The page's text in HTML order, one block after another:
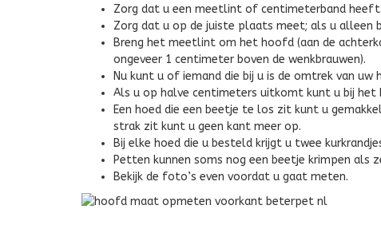
Zorg dat u een meetlint of centimeterband heeft.
Zorg dat u op de juiste plaats meet; als u alleen
Breng het meetlint om het hoofd (aan de
ongeveer 1 centimeter boven de wenkbrauwen).
Nu kunt u of iemand die bij u is de omtrek van uw
Als u op halve centimeters uitkomt kunt u bij het
Een hoed die een beetje te los zit kunt u
strak zit kunt u geen kant meer op.
Bij elke hoed die u besteld krijgt u twee
Petten kunnen soms nog een beetje krimpen als
Bekijk de foto’s even voordat u gaat meten.